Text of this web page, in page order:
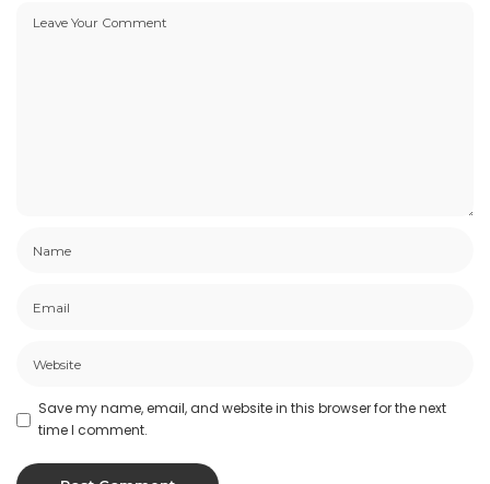
Save my name, email, and website in this browser for the next
time I comment.